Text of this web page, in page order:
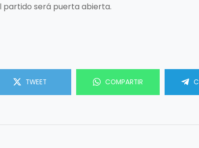
partido será puerta abierta.
TWEET COMPARTIR